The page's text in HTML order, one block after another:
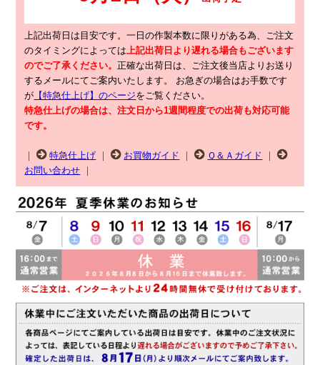
上記出荷日は目安です。一日の作製本数に限りがある為、ご注文
のタイミングによっては 上記出荷日より遅れる場合もございます
のでご了承ください。正確な出荷日は、ご注文後当店よりお送り
するメールにてご案内いたします。 お急ぎの場合はお手数です
が 【特急仕上げ】のページをご覧ください。
特急仕上げの場合は、注文日から1週間程度での出荷も対応可能
です。
｜ 特急仕上げ ｜ お買物ガイド ｜ Ｑ＆Ａガイド ｜
お問い合わせ ｜